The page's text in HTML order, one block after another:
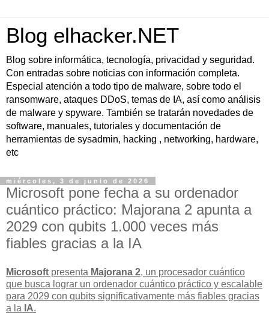
Blog elhacker.NET
Blog sobre informática, tecnología, privacidad y seguridad.
Con entradas sobre noticias con información completa.
Especial atención a todo tipo de malware, sobre todo el
ransomware, ataques DDoS, temas de IA, así como análisis
de malware y spyware. También se tratarán novedades de
software, manuales, tutoriales y documentación de
herramientas de sysadmin, hacking , networking, hardware,
etc
miércoles, 3 de junio de 2026
Microsoft pone fecha a su ordenador
cuántico práctico: Majorana 2 apunta a
2029 con qubits 1.000 veces más
fiables gracias a la IA
Microsoft presenta Majorana 2, un procesador cuántico
que busca lograr un ordenador cuántico práctico y escalable
para 2029 con qubits significativamente más fiables gracias
a la IA.